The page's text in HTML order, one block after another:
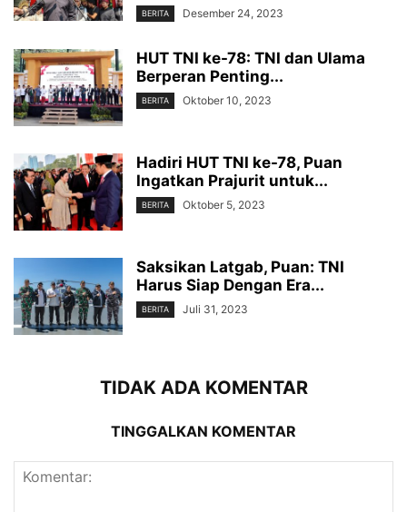
BERITA Desember 24, 2023
HUT TNI ke-78: TNI dan Ulama
Berperan Penting...
BERITA Oktober 10, 2023
Hadiri HUT TNI ke-78, Puan
Ingatkan Prajurit untuk...
BERITA Oktober 5, 2023
Saksikan Latgab, Puan: TNI
Harus Siap Dengan Era...
BERITA Juli 31, 2023
TIDAK ADA KOMENTAR
TINGGALKAN KOMENTAR